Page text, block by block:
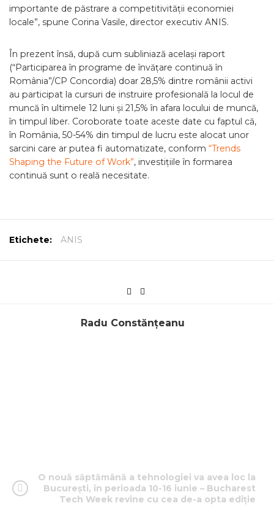
importante de păstrare a competitivității economiei
locale”, spune Corina Vasile, director executiv ANIS.
În prezent însă, după cum subliniază același raport
(“Participarea în programe de învățare continuă în
România”/CP Concordia) doar 28,5% dintre românii activi
au participat la cursuri de instruire profesională la locul de
muncă în ultimele 12 luni și 21,5% în afara locului de muncă,
în timpul liber. Coroborate toate aceste date cu faptul că,
în România, 50-54% din timpul de lucru este alocat unor
sarcini care ar putea fi automatizate, conform “Trends
Shaping the Future of Work”, investițiile în formarea
continuă sunt o reală necesitate.
Etichete: ANIS
Radu Constănțeanu
O nouă săptămână a tehnologiei va avea loc la
București, în perioada 10-16 iunie – Bucharest
Tech Week revine cu cea de-a opta ediție